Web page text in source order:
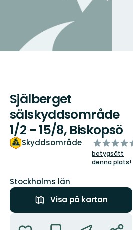
Själberget
sälskyddsområde
1/2 - 15/8, Biskopsö
Skyddsområde
av
5
stjärnor
betygsätt
denna plats!
Län:
Stockholms län
Visa på kartan